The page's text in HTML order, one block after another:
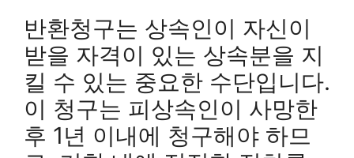
반환청구는 상속인이 자신이
받을 자격이 있는 상속분을 지
킬 수 있는 중요한 수단입니다.
이 청구는 피상속인이 사망한
후 1년 이내에 청구해야 하므